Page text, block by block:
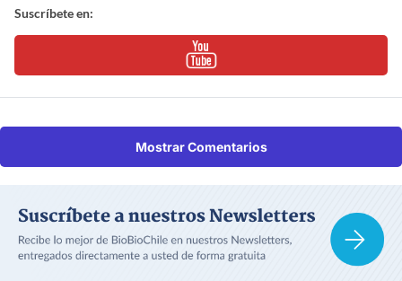
Suscríbete en:
Mostrar Comentarios